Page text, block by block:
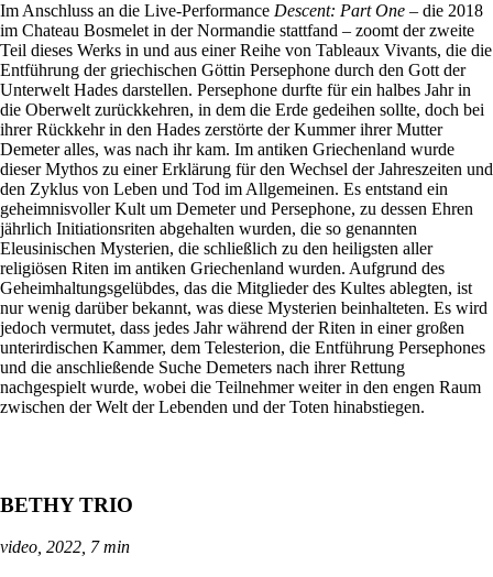
Im Anschluss an die Live-Performance Descent: Part One – die 2018
im Chateau Bosmelet in der Normandie stattfand – zoomt der zweite
Teil dieses Werks in und aus einer Reihe von Tableaux Vivants, die die
Entführung der griechischen Göttin Persephone durch den Gott der
Unterwelt Hades darstellen. Persephone durfte für ein halbes Jahr in
die Oberwelt zurückkehren, in dem die Erde gedeihen sollte, doch bei
ihrer Rückkehr in den Hades zerstörte der Kummer ihrer Mutter
Demeter alles, was nach ihr kam. Im antiken Griechenland wurde
dieser Mythos zu einer Erklärung für den Wechsel der Jahreszeiten und
den Zyklus von Leben und Tod im Allgemeinen. Es entstand ein
geheimnisvoller Kult um Demeter und Persephone, zu dessen Ehren
jährlich Initiationsriten abgehalten wurden, die so genannten
Eleusinischen Mysterien, die schließlich zu den heiligsten aller
religiösen Riten im antiken Griechenland wurden. Aufgrund des
Geheimhaltungsgelübdes, das die Mitglieder des Kultes ablegten, ist
nur wenig darüber bekannt, was diese Mysterien beinhalteten. Es wird
jedoch vermutet, dass jedes Jahr während der Riten in einer großen
unterirdischen Kammer, dem Telesterion, die Entführung Persephones
und die anschließende Suche Demeters nach ihrer Rettung
nachgespielt wurde, wobei die Teilnehmer weiter in den engen Raum
zwischen der Welt der Lebenden und der Toten hinabstiegen.
BETHY TRIO
video, 2022, 7 min